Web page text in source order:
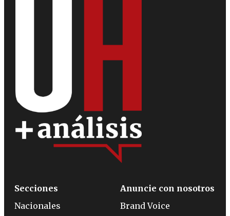
Secciones
Nacionales
Anuncie con nosotros
Brand Voice